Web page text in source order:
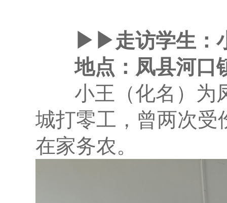
▶▶走访学生：小
地点：凤县河口
小王（化名）为凤
城打零工，曾两次受
在家务农。